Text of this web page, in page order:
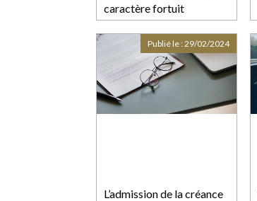
caractère fortuit
L’admission de la créance
Publié le :29/02/2024